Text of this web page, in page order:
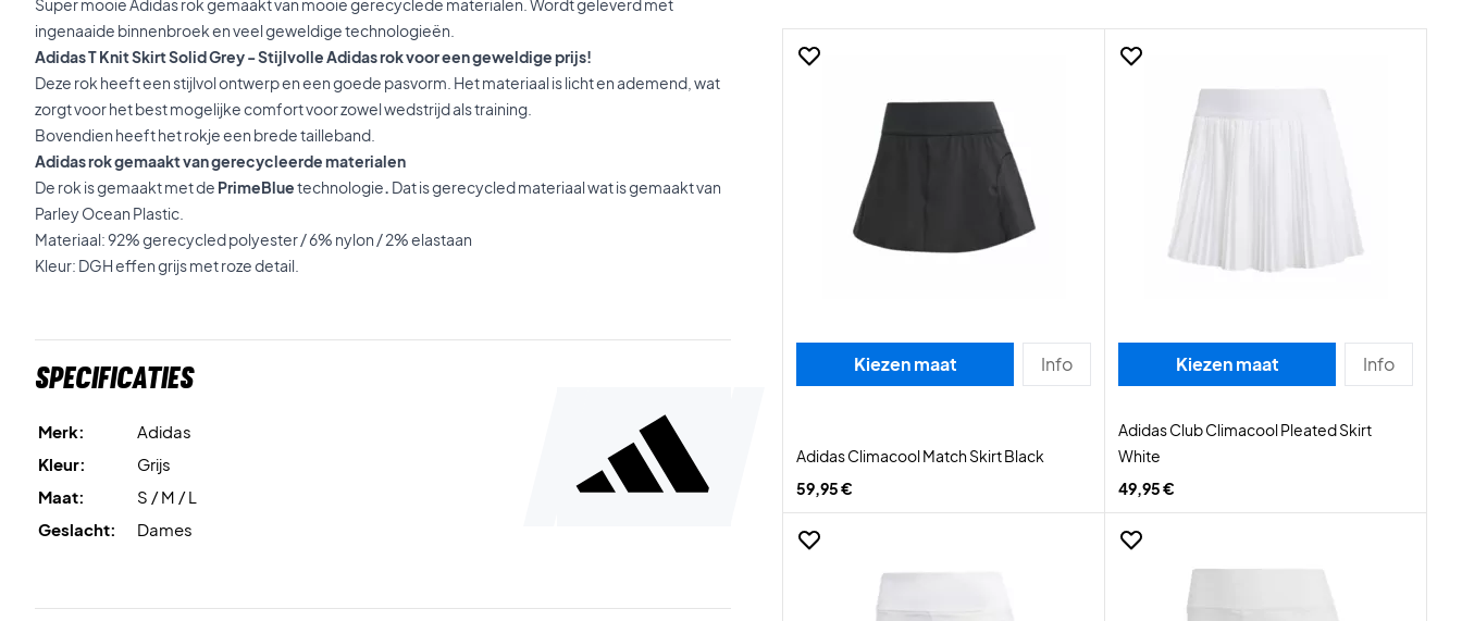
Super mooie Adidas rok gemaakt van mooie gerecyclede materialen. Wordt geleverd met
ingenaaide binnenbroek en veel geweldige technologieën.
Adidas T Knit Skirt Solid Grey - Stijlvolle Adidas rok voor een geweldige prijs!
Deze rok heeft een stijlvol ontwerp en een goede pasvorm. Het materiaal is licht en ademend, wat
zorgt voor het best mogelijke comfort voor zowel wedstrijd als training.
Bovendien heeft het rokje een brede tailleband.
Adidas rok gemaakt van gerecycleerde materialen
De rok is gemaakt met de PrimeBluetechnologie. Dat is gerecycled materiaal wat is gemaakt van
Parley Ocean Plastic.
Materiaal: 92% gerecycled polyester / 6% nylon / 2% elastaan
Kleur: DGH effen grijs met roze detail.
Specificaties
Merk:
Adidas
Kleur:
Grijs
Maat:
S / M / L
Geslacht:
Dames
Kiezen maat Info
Adidas Climacool Match Skirt Black
59,95 €
Kiezen maat Info
Adidas Club Climacool Pleated Skirt
White
49,95 €